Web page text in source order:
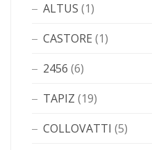
ALTUS (1)
CASTORE (1)
2456 (6)
TAPIZ (19)
COLLOVATTI (5)